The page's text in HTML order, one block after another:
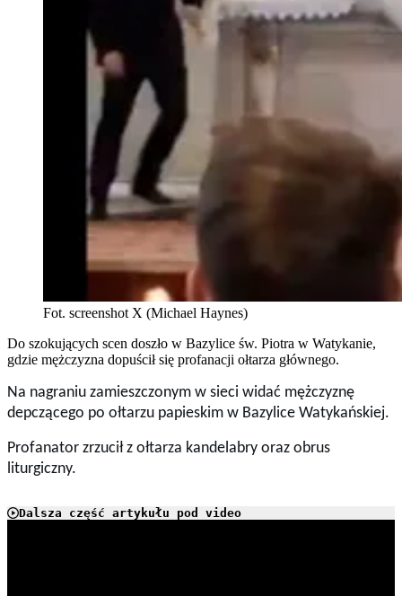
Fot. screenshot X (Michael Haynes)
Do szokujących scen doszło w Bazylice św. Piotra w Watykanie,
gdzie mężczyzna dopuścił się profanacji ołtarza głównego.
Na nagraniu zamieszczonym w sieci widać mężczyznę
depczącego po ołtarzu papieskim w Bazylice Watykańskiej.
Profanator zrzucił z ołtarza kandelabry oraz obrus
liturgiczny.
Dalsza część artykułu pod video